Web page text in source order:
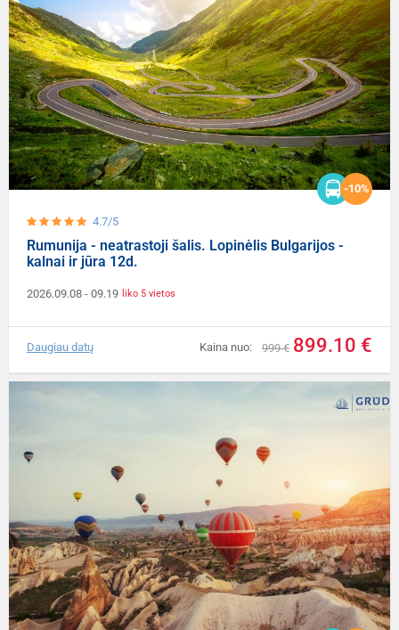
4.7/5
-10%
Rumunija - neatrastoji šalis. Lopinėlis Bulgarijos -
kalnai ir jūra 12d.
2026.09.08 - 09.19 liko 5 vietos
Kaina nuo: 999 € 899.10 €
Daugiau datų